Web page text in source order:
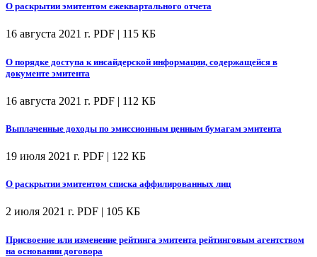
О раскрытии эмитентом ежеквартального отчета
16 августа 2021 г. PDF | 115 КБ
О порядке доступа к инсайдерской информации, содержащейся в
документе эмитента
16 августа 2021 г. PDF | 112 КБ
Выплаченные доходы по эмиссионным ценным бумагам эмитента
19 июля 2021 г. PDF | 122 КБ
О раскрытии эмитентом списка аффилированных лиц
2 июля 2021 г. PDF | 105 КБ
Присвоение или изменение рейтинга эмитента рейтинговым агентством
на основании договора